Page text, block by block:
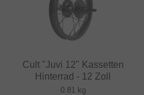
Cult "Juvi 12" Kassetten
Hinterrad - 12 Zoll
0.81 kg